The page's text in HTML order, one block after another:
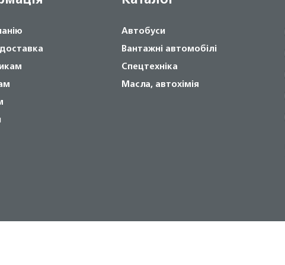
Автобуси
Вантажні автомобілі
Спецтехніка
Масла, автохімія